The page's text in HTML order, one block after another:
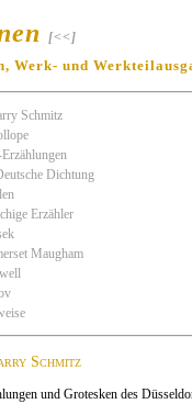
[<<]
Werk- und
Schmitz
Dichtung
Erzähler
Maugham
Schmitz
und Grotesken des